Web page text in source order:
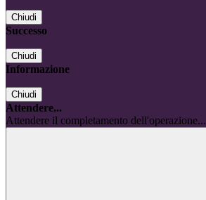
Chiudi
Successo
Chiudi
Informazione
Chiudi
Attendere...
Attendere il completamento dell'operazione...